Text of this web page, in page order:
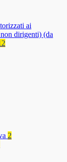
ai
dirigenti) (da
2